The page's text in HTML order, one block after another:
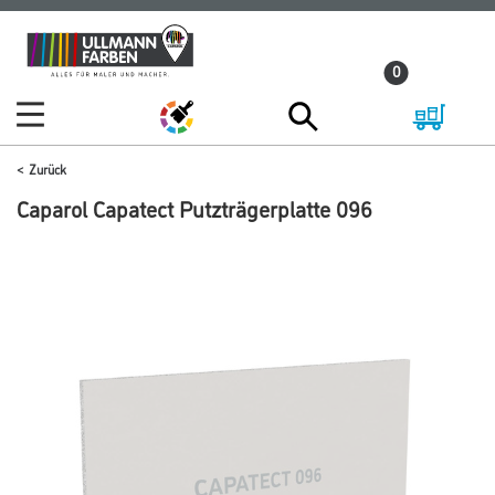
Zum
Inhalt
Zum
Navigationsmenü
0
Zurück
Caparol Capatect Putzträgerplatte 096